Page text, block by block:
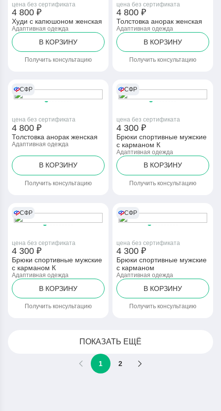
цена без сертификата
4 800 ₽
Худи с капюшоном женская
Адаптивная одежда
В КОРЗИНУ
Получить консультацию
цена без сертификата
4 800 ₽
Толстовка анорак женская
Адаптивная одежда
В КОРЗИНУ
Получить консультацию
СФР
цена без сертификата
4 800 ₽
Толстовка анорак женская
Адаптивная одежда
В КОРЗИНУ
Получить консультацию
СФР
цена без сертификата
4 300 ₽
Брюки спортивные мужские
с карманом К
Адаптивная одежда
В КОРЗИНУ
Получить консультацию
СФР
цена без сертификата
4 300 ₽
Брюки спортивные мужские
с карманом К
Адаптивная одежда
В КОРЗИНУ
Получить консультацию
СФР
цена без сертификата
4 300 ₽
Брюки спортивные мужские
с карманом
Адаптивная одежда
В КОРЗИНУ
Получить консультацию
ПОКАЗАТЬ ЕЩЁ
1 2